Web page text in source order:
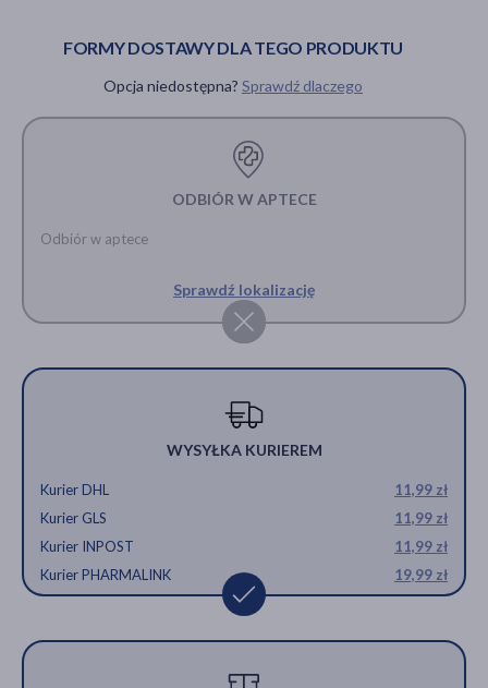
FORMY DOSTAWY DLA TEGO PRODUKTU
Opcja niedostępna? Sprawdź dlaczego
ODBIÓR W APTECE
Odbiór w aptece
Sprawdź lokalizację
WYSYŁKA KURIEREM
Kurier DHL
11,99 zł
Kurier GLS
11,99 zł
Kurier INPOST
11,99 zł
Kurier PHARMALINK
19,99 zł